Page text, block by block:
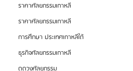
ราคาศัลยกรรมเกาหลี
ราคาศัลยกรรมเกาหลี
การศึกษา ประเทศเกาหลีใต้
ธุรกิจศัลยกรรมเกาหลี
ดูดวงศัลยกรรม